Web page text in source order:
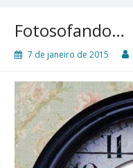
Fotosofando…
7 de janeiro de 2015